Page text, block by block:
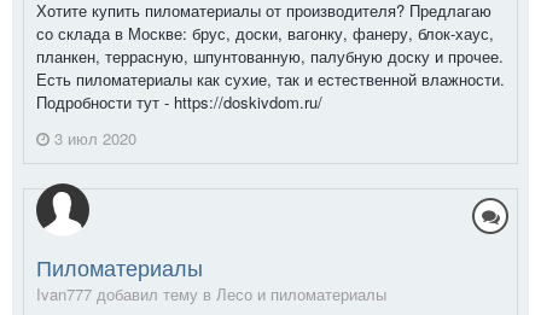
Хотите купить пиломатериалы от производителя? Предлагаю
со склада в Москве: брус, доски, вагонку, фанеру, блок-хаус,
планкен, террасную, шпунтованную, палубную доску и прочее.
Есть пиломатериалы как сухие, так и естественной влажности.
Подробности тут - https://doskivdom.ru/
3 июл 2020
Пиломатериалы
Ivan777 добавил тему в Лесо и пиломатериалы